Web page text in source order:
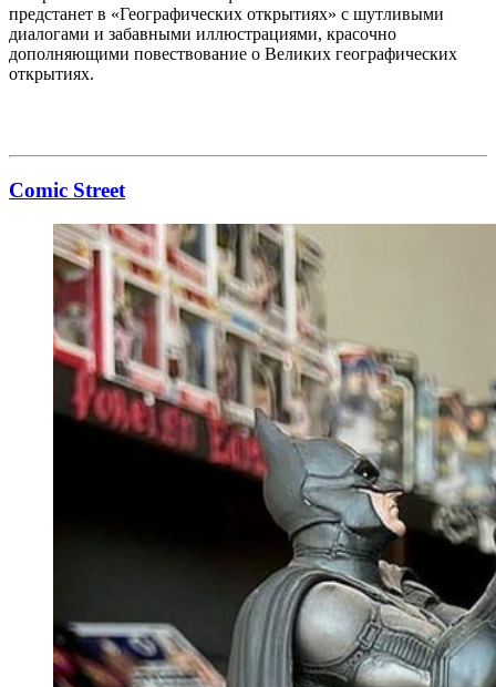
предстанет в «Географических открытиях» с шутливыми
диалогами и забавными иллюстрациями, красочно
дополняющими повествование о Великих географических
открытиях.
Comic Street